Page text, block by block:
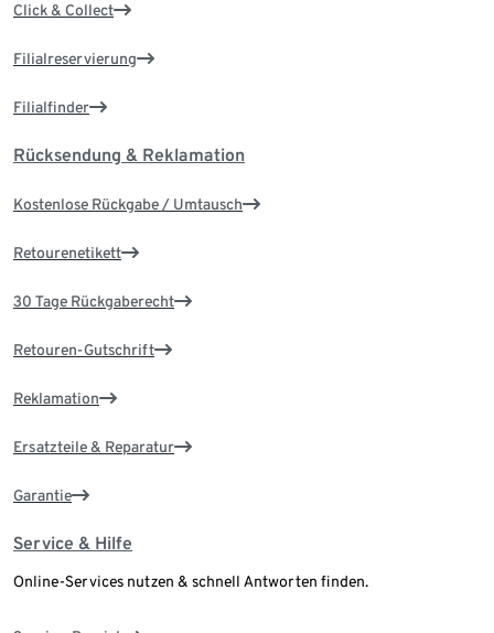
Click & Collect
Filialreservierung
Filialfinder
Rücksendung & Reklamation
Kostenlose Rückgabe / Umtausch
Retourenetikett
30 Tage Rückgaberecht
Retouren-Gutschrift
Reklamation
Ersatzteile & Reparatur
Garantie
Service & Hilfe
Online-Services nutzen & schnell Antworten finden.